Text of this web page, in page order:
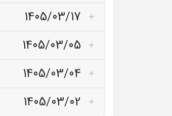
1405/03/17
1405/03/05
1405/03/04
1405/03/02